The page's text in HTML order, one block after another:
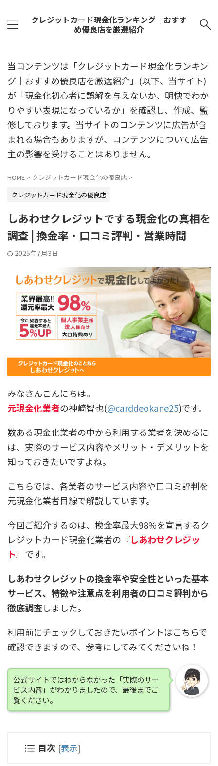
クレジットカード現金化ランキング｜おすす
め優良店を厳選紹介
当コンテンツは「クレジットカード現金化ランキン
グ｜おすすめ優良店を厳選紹介」(以下、当サイト)
が「現金化初心者に誤解を与えないか、明快でわか
りやすい表現になっているか」を確認し、作成、監
修しております。当サイトのコンテンツに広告が含
まれる場合もありますが、コンテンツについて広告
主の影響を受けることはありません。
HOME > クレジットカード現金化の優良店 >
クレジットカード現金化の優良店
しあわせクレジットでする現金化の真相を
調査 | 換金率・口コミ評判・営業時間
2025年7月3日
みなさんこんにちは。
元現金化業者の神崎智也(@carddeokane25)です。
数ある現金化業者の中から利用する業者を決めるに
は、実際のサービス内容やメリット・デメリットを
知っておきたいですよね。
こちらでは、各業者のサービス内容や口コミ評判を
元現金化業者目線で解説しています。
今回ご紹介するのは、換金率最大98%を宣言するク
レジットカード現金化業者の 『しあわせクレジッ
ト』 です。
しあわせクレジットの換金率や安全性といった基本
サービス、特徴や注意点を利用者の口コミ評判から
徹底調査しました。
利用前にチェックしておきたいポイントはこちらで
確認できますので、参考にしてみてくださいね！
公式サイトではわからなかった「実際のサー
ビス内容」がわかりましたので、最後までご
覧ください。
目次 [表示]